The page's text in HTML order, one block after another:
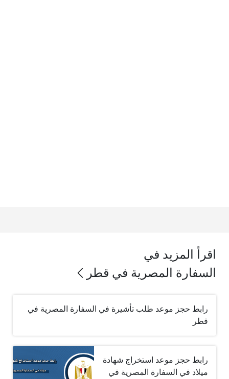
اقرأ المزيد في
السفارة المصرية في قطر
رابط حجز موعد طلب تأشيرة في السفارة المصرية في
قطر
رابط حجز موعد استخراج شهادة
ميلاد في السفارة المصرية في